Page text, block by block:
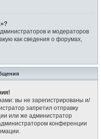
и модераторов
как сведения о форумах,
вы не зарегистрированы и/
запретил отправку
или же администратор
конференции